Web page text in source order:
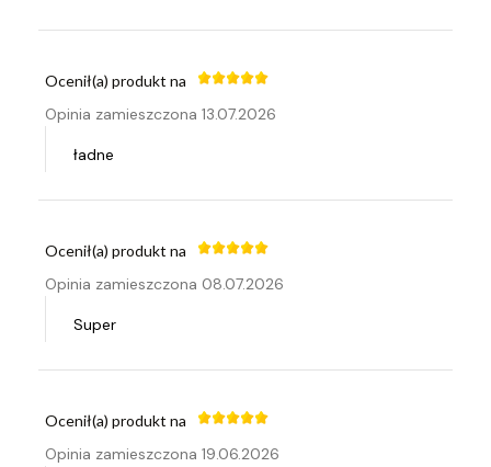
Ocenił(a) produkt na
Opinia zamieszczona 13.07.2026
ładne
Ocenił(a) produkt na
Opinia zamieszczona 08.07.2026
Super
Ocenił(a) produkt na
Opinia zamieszczona 19.06.2026